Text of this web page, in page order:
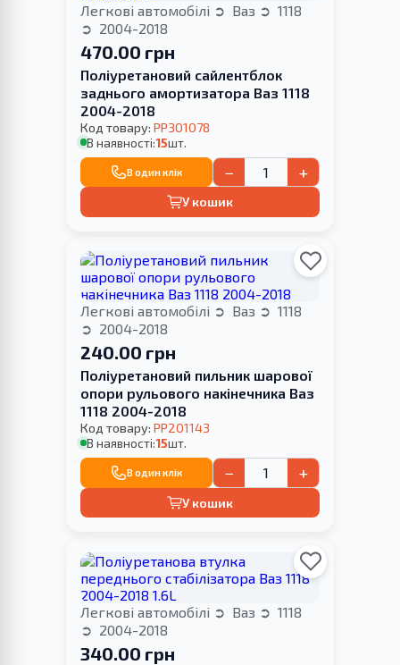
Легкові автомобілі Ваз
1118
2004-2018
470.00 грн
Поліуретановий сайлентблок
заднього амортизатора Ваз 1118
2004-2018
Код товару: PP301078
В наявності:15шт.
В один клік − +
У кошик
Легкові автомобілі Ваз
1118
2004-2018
240.00 грн
Поліуретановий пильник шарової
опори рульового накінечника Ваз
1118 2004-2018
Код товару: PP201143
В наявності:15шт.
В один клік − +
У кошик
Легкові автомобілі Ваз
1118
2004-2018
340.00 грн